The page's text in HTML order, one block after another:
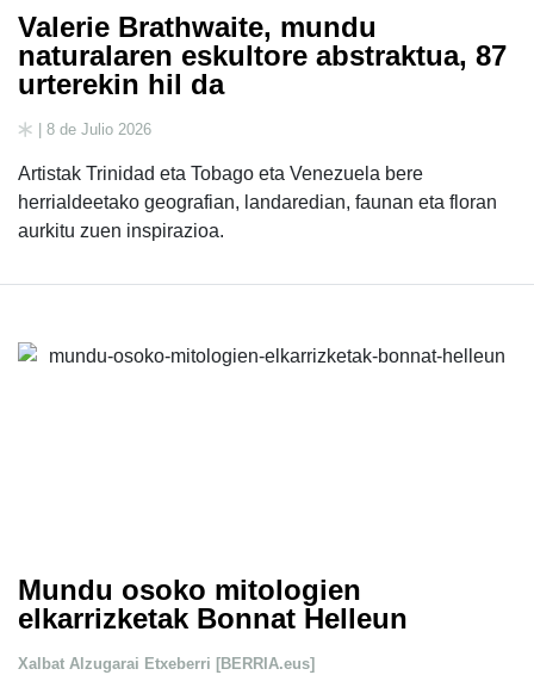
Valerie Brathwaite, mundu
naturalaren eskultore abstraktua, 87
urterekin hil da
| 8 de Julio 2026
Artistak Trinidad eta Tobago eta Venezuela bere
herrialdeetako geografian, landaredian, faunan eta floran
aurkitu zuen inspirazioa.
Mundu osoko mitologien
elkarrizketak Bonnat Helleun
Xalbat Alzugarai Etxeberri [BERRIA.eus]